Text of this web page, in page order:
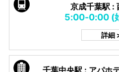
京成千葉駅 :
5:00-0:00 (
詳細
千葉中央駅 : アパホ